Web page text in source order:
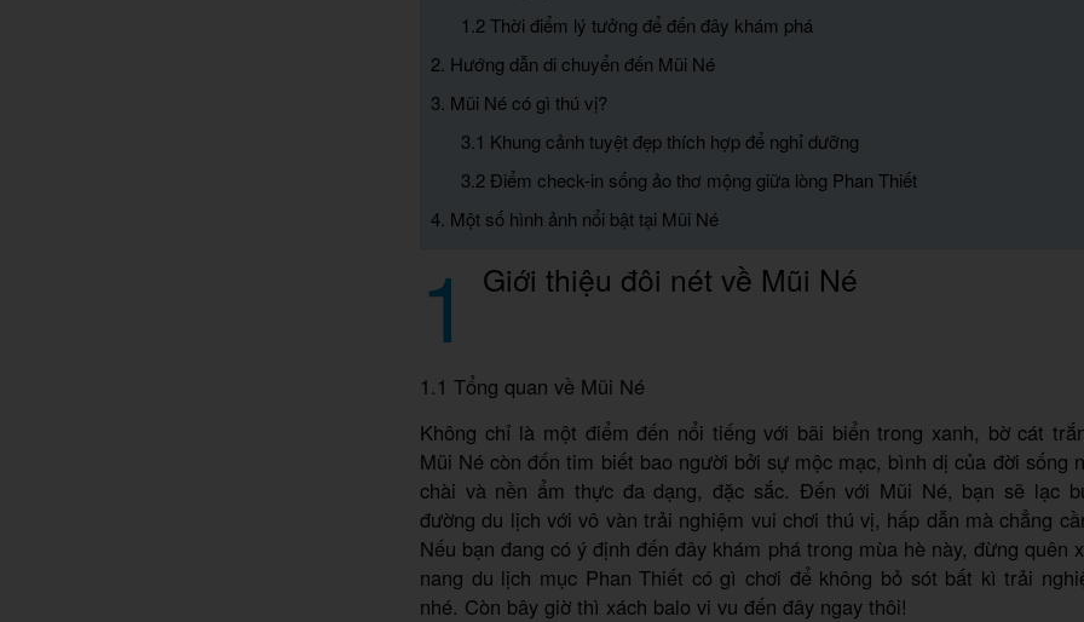
1.2 Thời điểm lý tưởng để đến đây khám phá
2. Hướng dẫn di chuyển đến Mũi Né
3. Mũi Né có gì thú vị?
3.1 Khung cảnh tuyệt đẹp thích hợp để nghỉ dưỡng
3.2 Điểm check-in sống ảo thơ mộng giữa lòng Phan Thiết
4. Một số hình ảnh nổi bật tại Mũi Né
1 Giới thiệu đôi nét về Mũi Né
1.1 Tổng quan về Mũi Né
Không chỉ là một điểm đến nổi tiếng với bãi biển trong xanh, bờ cát
Mũi Né còn đốn tim biết bao người bởi sự mộc mạc, bình dị của đời sống
chài và nền ẩm thực đa dạng, đặc sắc. Đến với Mũi Né, bạn sẽ lạc
đường du lịch với vô vàn trải nghiệm vui chơi thú vị, hấp dẫn mà chẳng
Nếu bạn đang có ý định đến đây khám phá trong mùa hè này, đừng quên
nang du lịch mục Phan Thiết có gì chơi để không bỏ sót bất kì trải
nhé. Còn bây giờ thì xách balo vi vu đến đây ngay thôi!